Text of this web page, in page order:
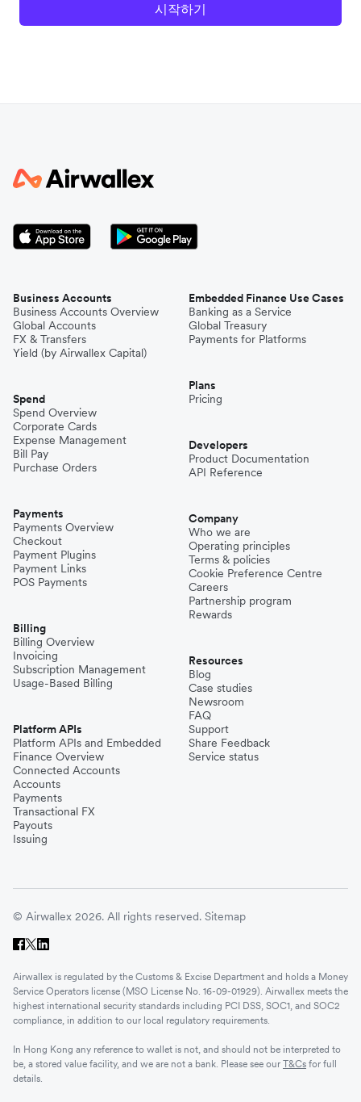
시작하기
Business Accounts
Business Accounts Overview
Global Accounts
FX & Transfers
Yield (by Airwallex Capital)
Spend
Spend Overview
Corporate Cards
Expense Management
Bill Pay
Purchase Orders
Payments
Payments Overview
Checkout
Payment Plugins
Payment Links
POS Payments
Billing
Billing Overview
Invoicing
Subscription Management
Usage-Based Billing
Platform APIs
Platform APIs and Embedded
Finance Overview
Connected Accounts
Accounts
Payments
Transactional FX
Payouts
Issuing
Embedded Finance Use Cases
Banking as a Service
Global Treasury
Payments for Platforms
Plans
Pricing
Developers
Product Documentation
API Reference
Company
Who we are
Operating principles
Terms & policies
Cookie Preference Centre
Careers
Partnership program
Rewards
Resources
Blog
Case studies
Newsroom
FAQ
Support
Share Feedback
Service status
© Airwallex 2026. All rights reserved. Sitemap
Airwallex is regulated by the Customs & Excise Department and holds a Money
Service Operators license (MSO License No. 16-09-01929). Airwallex meets the
highest international security standards including PCI DSS, SOC1, and SOC2
compliance, in addition to our local regulatory requirements.
In Hong Kong any reference to wallet is not, and should not be interpreted to
be, a stored value facility, and we are not a bank. Please see our T&Cs for full
details.